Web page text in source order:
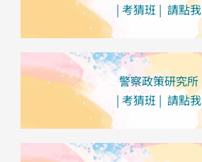
| 考猜班 | 請點我
警察政策研究所
| 考猜班 | 請點我